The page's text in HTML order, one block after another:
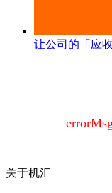
让公司的「应
关于机汇